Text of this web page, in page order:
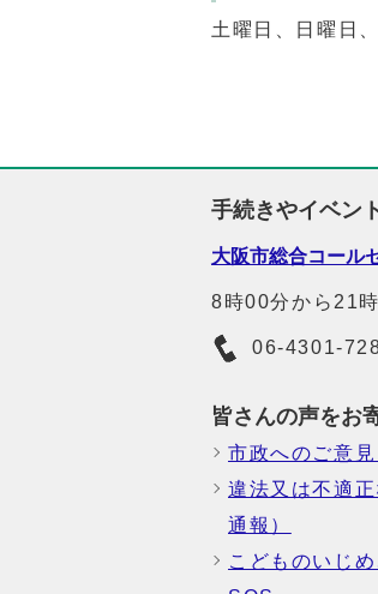
土曜日、日曜日
手続きやイベン
大阪市総合コール
8時00分から21
06-4301-
皆さんの声をお
市政へのご意
違法又は不適
通報）
こどものいじ